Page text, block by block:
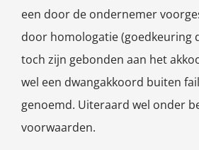
een door de ondernemer
door homologatie (goedkeuring
toch zijn gebonden aan het
wel een dwangakkoord buiten
genoemd. Uiteraard wel onder
voorwaarden.